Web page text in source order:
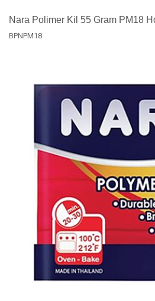
Nara Polimer Kil 55 Gram PM18
BPNPM18